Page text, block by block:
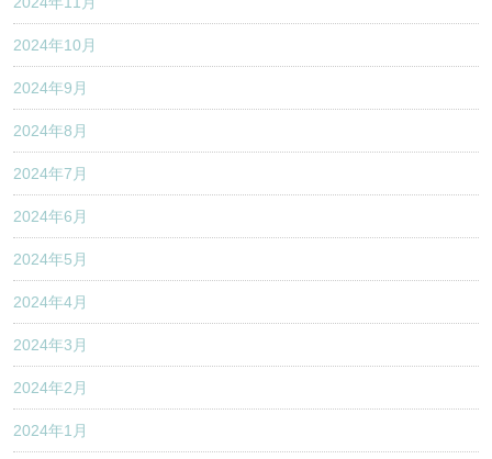
2024年10月
2024年9月
2024年8月
2024年7月
2024年6月
2024年5月
2024年4月
2024年3月
2024年2月
2024年1月